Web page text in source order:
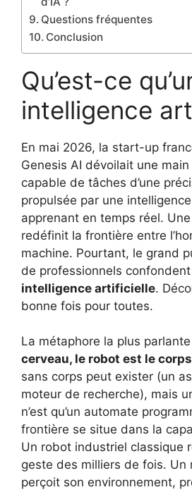
Questions fréquentes
Conclusion
Qu’est-ce
intelligence
En mai 2026, la start-up
Genesis AI dévoilait une
capable de tâches d’une
propulsée par une
apprenant en temps réel.
redéfinit la frontière entre
machine. Pourtant, le grand
de professionnels
intelligence artificielle.
bonne fois pour toutes.
La métaphore la plus parlante
cerveau, le robot est le
sans corps peut exister (un
moteur de recherche), mais
n’est qu’un automate
frontière se situe dans la
Un robot industriel classique
geste des milliers de fois. Un
perçoit son environnement,